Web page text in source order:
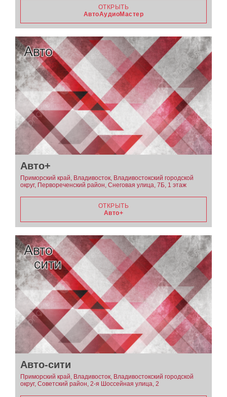
ОТКРЫТЬ
АвтоАудиоМастер
Авто+
Приморский край, Владивосток, Владивостокский городской
округ, Первореченский район, Снеговая улица, 7Б, 1 этаж
ОТКРЫТЬ
Авто+
Авто-сити
Приморский край, Владивосток, Владивостокский городской
округ, Советский район, 2-я Шоссейная улица, 2